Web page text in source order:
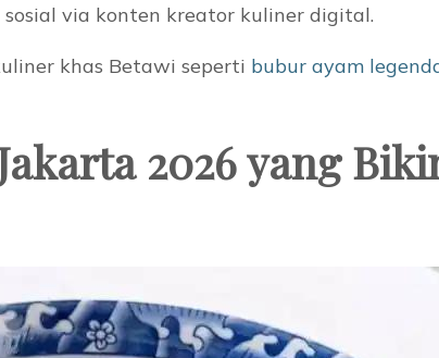
via konten kreator kuliner digital.
khas Betawi seperti bubur ayam
2026 yang